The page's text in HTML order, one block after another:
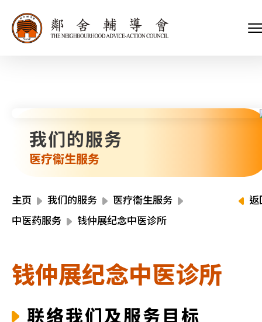
我们的服务
医疗衞生服务
主页 我们的服务
医疗衞生服务
中医药服务
钱仲展纪念中医诊所
返
钱仲展纪念中医诊所
联络我们及服务目标
会长、副会长
执行委员会及总幹事
关于我们
家庭及儿童福利服务
青少年服务
内地服务
医疗衞生服务
我们的服务
捐款方法
支持我们
新闻稿及媒体报导
财务报告
资源中心
活动报名